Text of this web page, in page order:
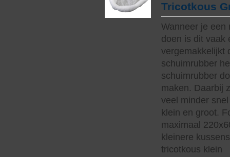
Tricotkous
Wanneer je een
doen is dit vaak
vergemakkelijkt
schuimrubber
schuimrubber
maken. Daarbij
veel minder
klein en groot.
maximaal
kleinere
tricotkous klein